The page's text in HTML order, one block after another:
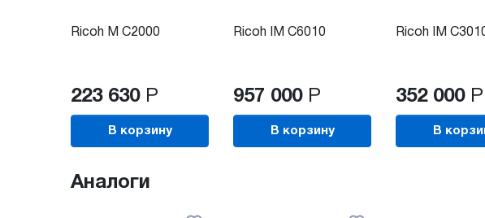
Ricoh M C2000
223 630 Р
В корзину
Ricoh IM C6010
957 000 Р
В корзину
Ricoh IM
352 000 Р
В
Аналоги